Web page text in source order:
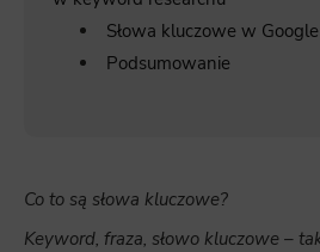
Słowa kluczowe w
Podsumowanie
Co to są słowa kluczowe?
Keyword, fraza, słowo kluczowe –